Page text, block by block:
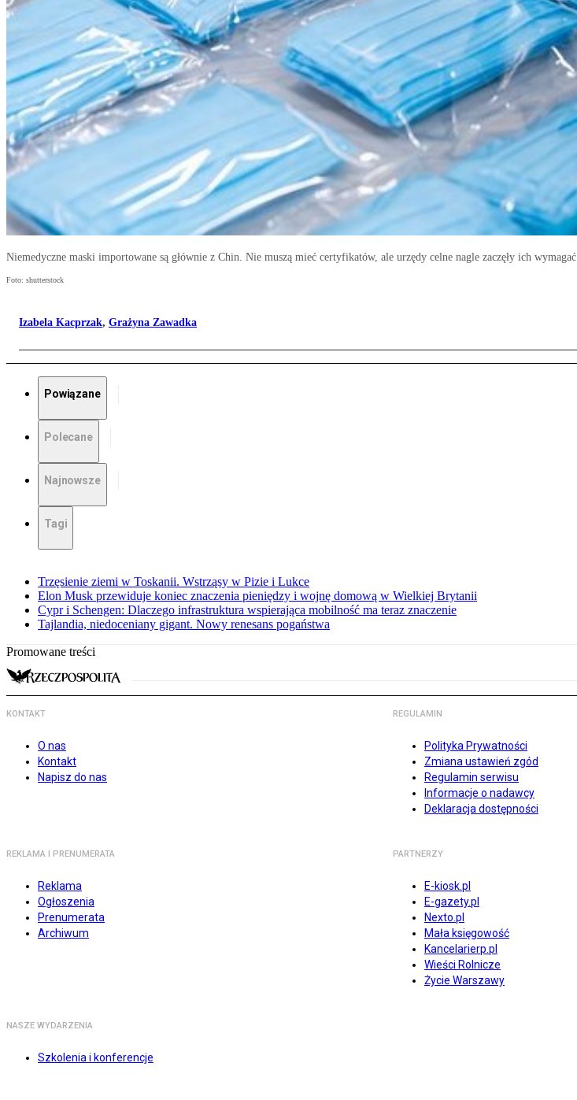
Niemedyczne maski importowane są głównie z Chin. Nie muszą mieć certyfikatów, ale urzędy celne nagle zaczęły ich wymagać
Foto: shutterstock
Izabela Kacprzak, Grażyna Zawadka
Powiązane
Polecane
Najnowsze
Tagi
Trzęsienie ziemi w Toskanii. Wstrząsy w Pizie i Lukce
Elon Musk przewiduje koniec znaczenia pieniędzy i wojnę domową w Wielkiej Brytanii
Cypr i Schengen: Dlaczego infrastruktura wspierająca mobilność ma teraz znaczenie
Tajlandia, niedoceniany gigant. Nowy renesans pogaństwa
Promowane treści
KONTAKT
O nas
Kontakt
Napisz do nas
REGULAMIN
Polityka Prywatności
Zmiana ustawień zgód
Regulamin serwisu
Informacje o nadawcy
Deklaracja dostępności
REKLAMA I PRENUMERATA
Reklama
Ogłoszenia
Prenumerata
Archiwum
PARTNERZY
E-kiosk.pl
E-gazety.pl
Nexto.pl
Mała księgowość
Kancelarierp.pl
Wieści Rolnicze
Życie Warszawy
NASZE WYDARZENIA
Szkolenia i konferencje